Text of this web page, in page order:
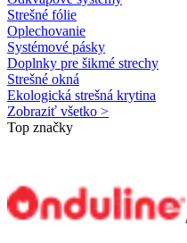
Strešné fólie
Oplechovanie
Systémové pásky
Doplnky pre šikmé strechy
Strešné okná
Ekologická strešná krytina
Zobraziť všetko >
Top značky